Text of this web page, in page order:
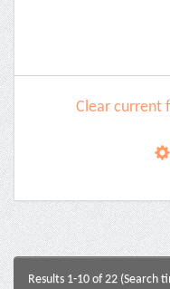
Clear current
Results 1-10 of 22 (Search